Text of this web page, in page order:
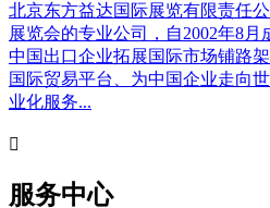
北京东方益达国际展览有限责任
展览会的专业公司，自2002年8
中国出口企业拓展国际市场铺路
国际贸易平台、为中国企业走向
业化服务...

服务中心